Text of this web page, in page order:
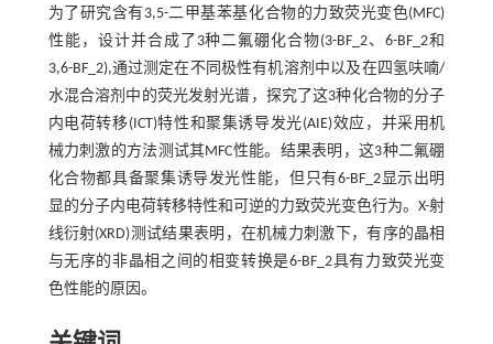
为了研究含有3,5-二甲基苯基化合物的力致荧光变色(MFC)
性能，设计并合成了3种二氟硼化合物(3-BF_2、6-BF_2和
3,6-BF_2),通过测定在不同极性有机溶剂中以及在四氢呋喃/
水混合溶剂中的荧光发射光谱，探究了这3种化合物的分子
内电荷转移(ICT)特性和聚集诱导发光(AIE)效应，并采用机
械力刺激的方法测试其MFC性能。结果表明，这3种二氟硼
化合物都具备聚集诱导发光性能，但只有6-BF_2显示出明
显的分子内电荷转移特性和可逆的力致荧光变色行为。X-射
线衍射(XRD)测试结果表明，在机械力刺激下，有序的晶相
与无序的非晶相之间的相变转换是6-BF_2具有力致荧光变
色性能的原因。